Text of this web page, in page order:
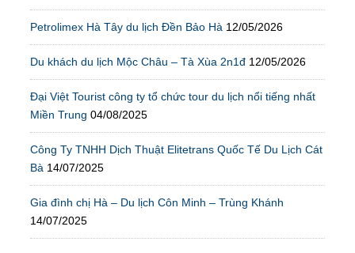
Petrolimex Hà Tây du lịch Đền Bảo Hà 12/05/2026
Du khách du lịch Mộc Châu – Tà Xùa 2n1đ 12/05/2026
Đại Việt Tourist công ty tổ chức tour du lịch nổi tiếng nhất
Miền Trung 04/08/2025
Công Ty TNHH Dịch Thuật Elitetrans Quốc Tế Du Lịch Cát
Bà 14/07/2025
Gia đình chị Hà – Du lịch Côn Minh – Trùng Khánh
14/07/2025